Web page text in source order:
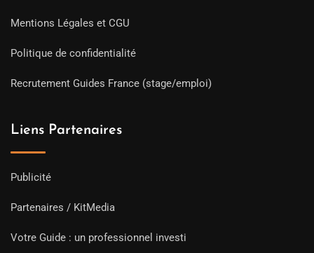
Mentions Légales et CGU
Politique de confidentialité
Recrutement Guides France (stage/emploi)
Liens Partenaires
Publicité
Partenaires / KitMedia
Votre Guide : un professionnel investi